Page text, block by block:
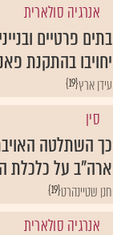
אנרגיה סולארית
בתים פרטיים
יחויבו בהתקנת
{19}עידן ארץ
סין
כך השתלטה
ארה"ב על כלכלת
{19}חנן שטיינהרט
אנרגיה סולארית